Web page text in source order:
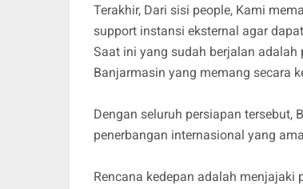
Terakhir, Dari sisi people, Kami
support instansi eksternal agar
Saat ini yang sudah berjalan adalah
Banjarmasin yang memang secara
Dengan seluruh persiapan
penerbangan internasional yang
Rencana kedepan adalah menjajaki